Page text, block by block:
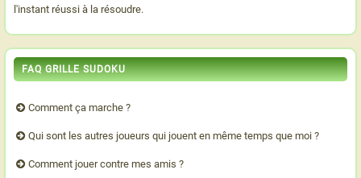
l'instant réussi à la résoudre.
FAQ GRILLE SUDOKU
Comment ça marche ?
Qui sont les autres joueurs qui jouent en même temps que moi ?
Comment jouer contre mes amis ?